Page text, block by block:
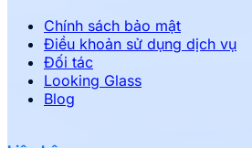
Chính sách bảo mật
Điều khoản sử dụng dịch vụ
Đối tác
Looking Glass
Blog